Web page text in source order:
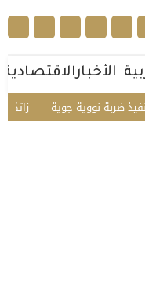
الأخبارالاقتصادية
«زاتكا» نووية جوية